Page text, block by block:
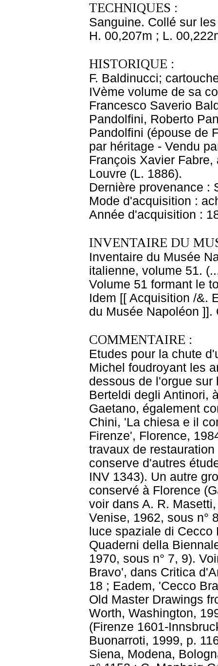
TECHNIQUES :
Sanguine. Collé sur
H. 00,207m ; L.
HISTORIQUE :
F. Baldinucci;
IVème volume de sa
Francesco Saverio
Pandolfini, Roberto
Pandolfini (épouse de
par héritage - Vendu
François Xavier
Louvre (L. 1886).
Dernière provenance :
Mode d'acquisition :
Année d'acquisition :
INVENTAIRE DU
Inventaire du Musée
italienne, volume 51.
Volume 51 formant le
Idem [[ Acquisition /&.
du Musée Napoléon ]].
COMMENTAIRE :
Etudes pour la chute
Michel foudroyant les
dessous de l'orgue
Berteldi degli Antinori,
Gaetano, également
Chini, 'La chiesa e il
Firenze', Florence,
travaux de
conserve d'autres
INV 1343). Un autre
conservé à Florence
voir dans A. R.
Venise, 1962, sous n°
luce spaziale di
Quaderni della
1970, sous n° 7, 9).
Bravo', dans Critica
18 ; Eadem, 'Cecco
Old Master Drawings
Worth, Washington,
(Firenze 1601-
Buonarroti, 1999, p.
Siena, Modena,